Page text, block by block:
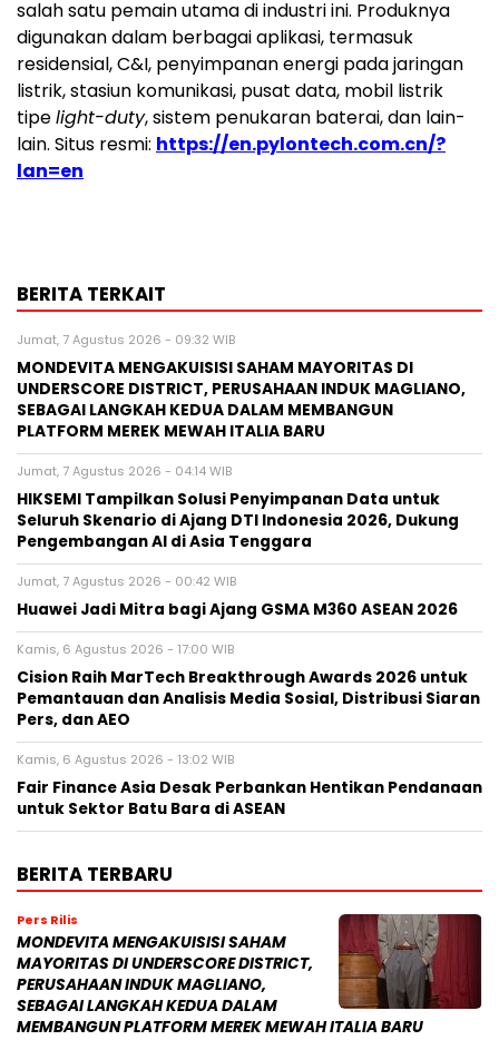
salah satu pemain utama di industri ini. Produknya
digunakan dalam berbagai aplikasi, termasuk
residensial, C&I, penyimpanan energi pada jaringan
listrik, stasiun komunikasi, pusat data, mobil listrik
tipelight-duty, sistem penukaran baterai, dan lain-
lain. Situs resmi: https://en.pylontech.com.cn/?
lan=en
BERITA TERKAIT
Jumat, 7 Agustus 2026 - 09:32 WIB
MONDEVITA MENGAKUISISI SAHAM MAYORITAS DI
UNDERSCORE DISTRICT, PERUSAHAAN INDUK MAGLIANO,
SEBAGAI LANGKAH KEDUA DALAM MEMBANGUN
PLATFORM MEREK MEWAH ITALIA BARU
Jumat, 7 Agustus 2026 - 04:14 WIB
HIKSEMI Tampilkan Solusi Penyimpanan Data untuk
Seluruh Skenario di Ajang DTI Indonesia 2026, Dukung
Pengembangan AI di Asia Tenggara
Jumat, 7 Agustus 2026 - 00:42 WIB
Huawei Jadi Mitra bagi Ajang GSMA M360 ASEAN 2026
Kamis, 6 Agustus 2026 - 17:00 WIB
Cision Raih MarTech Breakthrough Awards 2026 untuk
Pemantauan dan Analisis Media Sosial, Distribusi Siaran
Pers, dan AEO
Kamis, 6 Agustus 2026 - 13:02 WIB
Fair Finance Asia Desak Perbankan Hentikan Pendanaan
untuk Sektor Batu Bara di ASEAN
BERITA TERBARU
Pers Rilis
MONDEVITA MENGAKUISISI SAHAM
MAYORITAS DI UNDERSCORE DISTRICT,
PERUSAHAAN INDUK MAGLIANO,
SEBAGAI LANGKAH KEDUA DALAM
MEMBANGUN PLATFORM MEREK MEWAH ITALIA BARU